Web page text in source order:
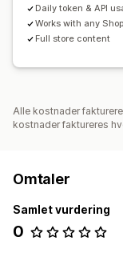
Daily token & API
Works with any
Full store content
Alle kostnader
kostnader faktureres
Omtaler
Samlet vurdering
0